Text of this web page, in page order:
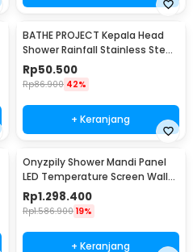
BATHE PROJECT Kepala Head
Shower Rainfall Stainless Steel
Square 8Inch - 201
Rp50.500
Rp86.900 42%
+ Keranjang
Onyzpily Shower Mandi Panel
LED Temperature Screen Wall
Mounted - 8006
Rp1.298.400
Rp1.586.900 19%
+ Keranjang